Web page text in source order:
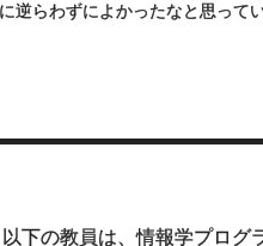
逆らわずによかったなと思ってい
下の教員は、情報学プログ